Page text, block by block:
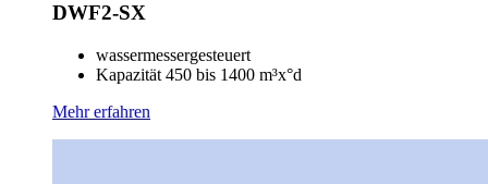
DWF2-SX
wassermessergesteuert
Kapazität 450 bis 1400 m³x°d
Mehr erfahren